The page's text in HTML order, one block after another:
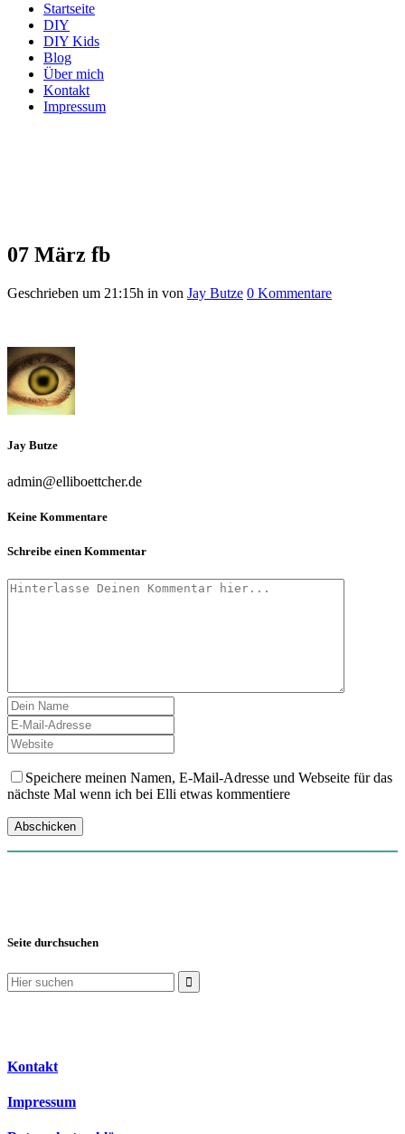
Startseite
DIY
DIY Kids
Blog
Über mich
Kontakt
Impressum
07 März fb
Geschrieben um 21:15h in von Jay Butze 0 Kommentare
Jay Butze
admin@elliboettcher.de
Keine Kommentare
Schreibe einen Kommentar
Speichere meinen Namen, E-Mail-Adresse und Webseite für das
nächste Mal wenn ich bei Elli etwas kommentiere
Seite durchsuchen
Suchen
nach:
Kontakt
Impressum